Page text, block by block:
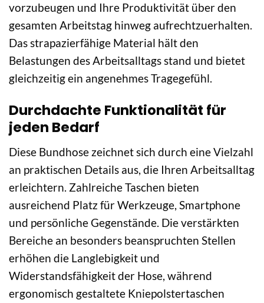
vorzubeugen und Ihre Produktivität über den
gesamten Arbeitstag hinweg aufrechtzuerhalten.
Das strapazierfähige Material hält den
Belastungen des Arbeitsalltags stand und bietet
gleichzeitig ein angenehmes Tragegefühl.
Durchdachte Funktionalität für
jeden Bedarf
Diese Bundhose zeichnet sich durch eine Vielzahl
an praktischen Details aus, die Ihren Arbeitsalltag
erleichtern. Zahlreiche Taschen bieten
ausreichend Platz für Werkzeuge, Smartphone
und persönliche Gegenstände. Die verstärkten
Bereiche an besonders beanspruchten Stellen
erhöhen die Langlebigkeit und
Widerstandsfähigkeit der Hose, während
ergonomisch gestaltete Kniepolstertaschen